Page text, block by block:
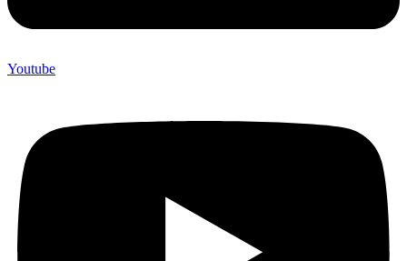
Youtube